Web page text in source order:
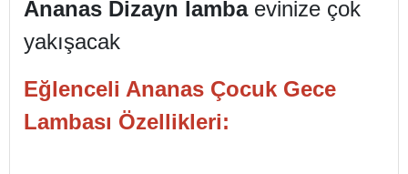
Ananas Dizayn lambaevinize çok
yakışacak
Eğlenceli Ananas Çocuk Gece
Lambası Özellikleri: